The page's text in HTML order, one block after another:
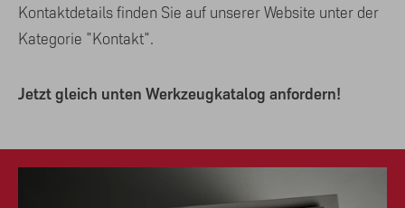
Kontaktdetails finden Sie auf unserer Website unter der
Kategorie "Kontakt".
Jetzt gleich unten Werkzeugkatalog anfordern!